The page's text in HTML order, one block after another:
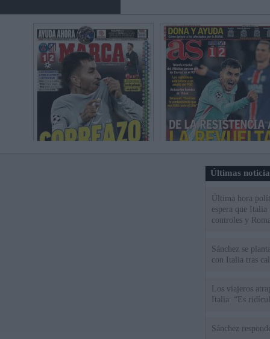
Últimas
Última hora
espera que
controles y
Sánchez se
con Italia tras
Los viajeros
Italia: “Es
Sánchez